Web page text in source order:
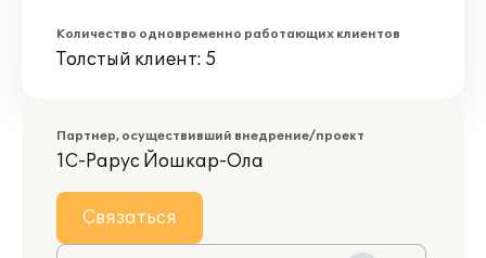
Количество одновременно работающих клиентов
Толстый клиент: 5
Партнер, осуществивший внедрение/проект
1С-Рарус Йошкар-Ола
Связаться